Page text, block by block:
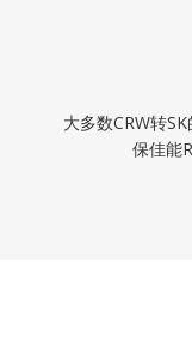
大多数CRW转
保佳能